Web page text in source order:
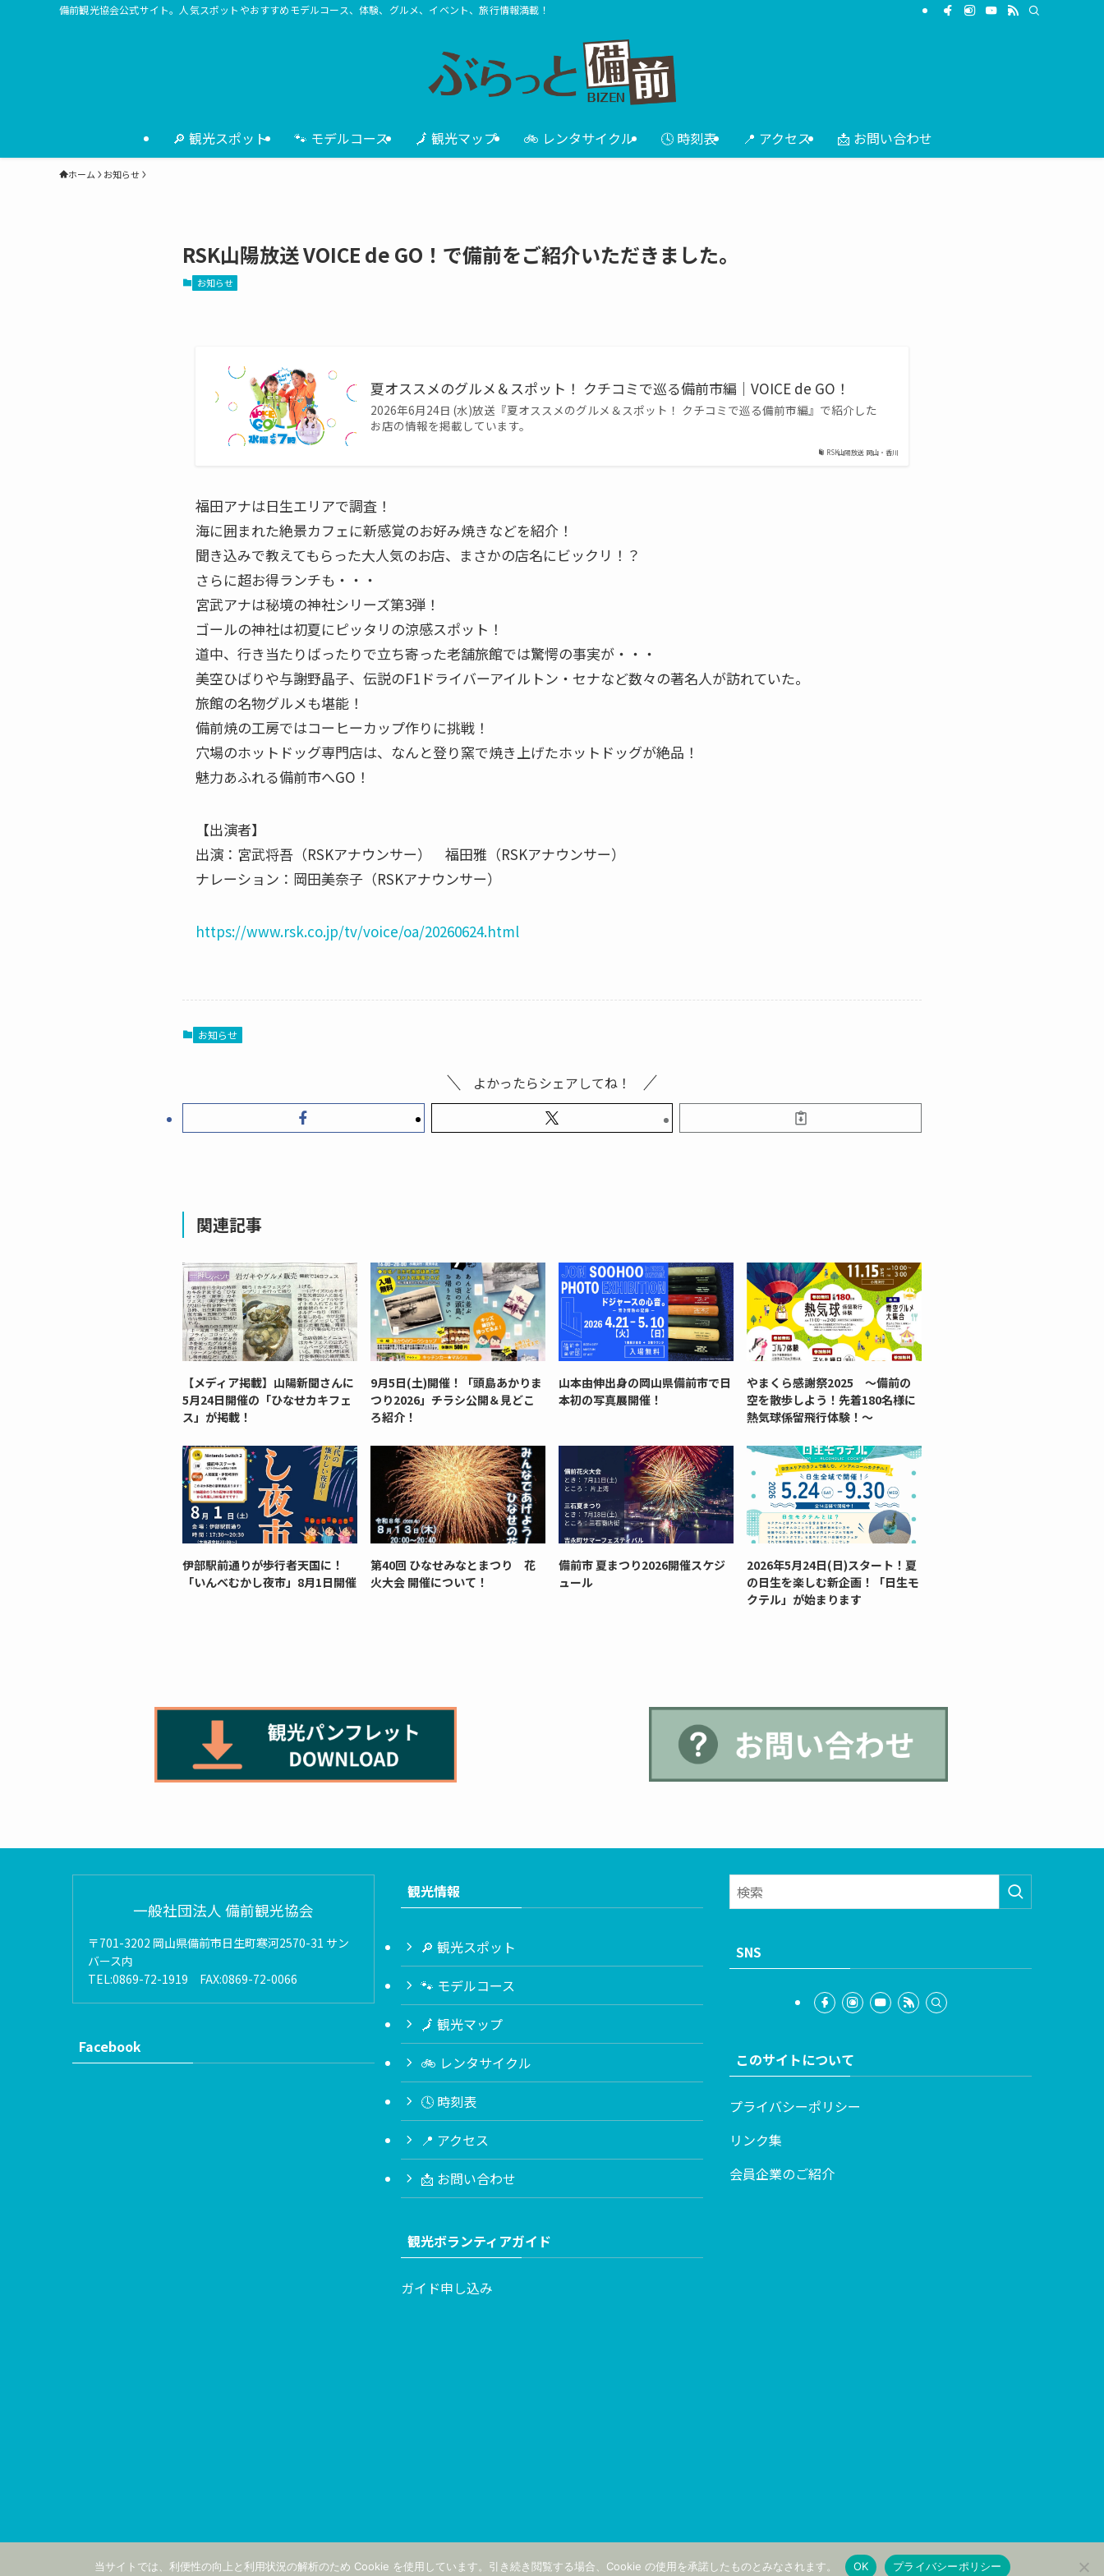
備前観光協会公式サイト。人気スポットやおすすめモデルコース、体験、グルメ、イベント、旅行情報満載！
🔎 観光スポット 🐾 モデルコース 🗾 観光マップ 🚲 レンタサイクル 🕓 時刻表 📍 アクセス 📩 お問い合わせ
ホーム お知らせ
RSK山陽放送 VOICE de GO！で備前をご紹介いただきました。
お知らせ
RSK山陽放送 岡山・香川
夏オススメのグルメ＆スポット！ クチコミで巡る備前市編｜VOICE de GO！
2026年6月24日 (水)放送『夏オススメのグルメ＆スポット！ クチコミで巡る備前市編』で紹介した
お店の情報を掲載しています。
福田アナは日生エリアで調査！
海に囲まれた絶景カフェに新感覚のお好み焼きなどを紹介！
聞き込みで教えてもらった大人気のお店、まさかの店名にビックリ！？
さらに超お得ランチも・・・
宮武アナは秘境の神社シリーズ第3弾！
ゴールの神社は初夏にピッタリの涼感スポット！
道中、行き当たりばったりで立ち寄った老舗旅館では驚愕の事実が・・・
美空ひばりや与謝野晶子、伝説のF1ドライバーアイルトン・セナなど数々の著名人が訪れていた。
旅館の名物グルメも堪能！
備前焼の工房ではコーヒーカップ作りに挑戦！
穴場のホットドッグ専門店は、なんと登り窯で焼き上げたホットドッグが絶品！
魅力あふれる備前市へGO！
【出演者】
出演：宮武将吾（RSKアナウンサー） 福田雅（RSKアナウンサー）
ナレーション：岡田美奈子（RSKアナウンサー）
https://www.rsk.co.jp/tv/voice/oa/20260624.html
お知らせ
よかったらシェアしてね！
関連記事
【メディア掲載】山陽新聞さんに
5月24日開催の「ひなせカキフェ
ス」が掲載！
9月5日(土)開催！「頭島あかりま
つり2026」チラシ公開＆見どこ
ろ紹介！
山本由伸出身の岡山県備前市で日
本初の写真展開催！
やまくら感謝祭2025 ～備前の
空を散歩しよう！先着180名様に
熱気球係留飛行体験！～
伊部駅前通りが歩行者天国に！
「いんべむかし夜市」8月1日開催
第40回 ひなせみなとまつり 花
火大会 開催について！
備前市 夏まつり2026開催スケジ
ュール
2026年5月24日(日)スタート！夏
の日生を楽しむ新企画！「日生モ
クテル」が始まります
一般社団法人 備前観光協会
〒701-3202 岡山県備前市日生町寒河2570-31 サン
バース内
TEL:0869-72-1919 FAX:0869-72-0066
Facebook
観光情報
🔎 観光スポット
🐾 モデルコース
🗾 観光マップ
🚲 レンタサイクル
🕓 時刻表
📍 アクセス
📩 お問い合わせ
観光ボランティアガイド
ガイド申し込み
SNS
このサイトについて
プライバシーポリシー
リンク集
会員企業のご紹介
©Copyright (C) 2026 一般社団法人 備前観光協会 All Rights Reserved. JA
EN
当サイトでは、利便性の向上と利用状況の解析のため Cookie を使用しています。引き続き閲覧する場合、Cookie の使用を承諾したものとみなされます。 OK プライバシーポリシー